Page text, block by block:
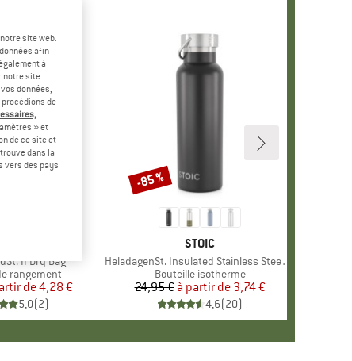
II Dry Bag
rangement
Prix
Prix réduit
de4,28 €
5,0(2)
MARQUE
STOIC
Article
HeladagenSt. Insulated Stainless Steel Bottle 500
Product group
Bouteille isotherme
Prix
24,95 € Prix réduit
à partir de 3,74 €
4,6(20)
Remise
-85 %
site web.
afin
à
notre site
données,
de
» et
de ce site et
dans la
vers des pays